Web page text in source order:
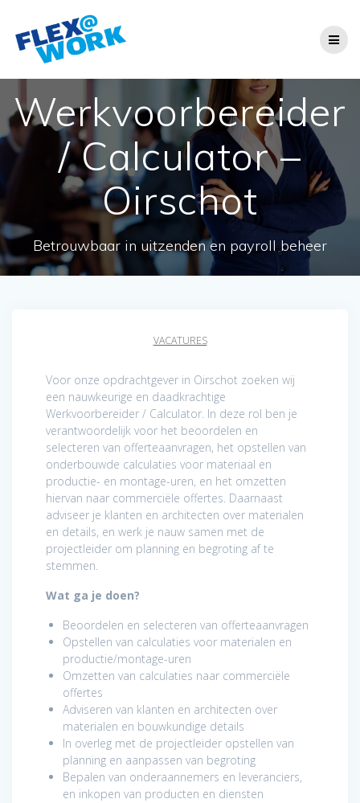
Werkvoorbereider
/ Calculator –
Oirschot
Betrouwbaar in uitzenden en payroll beheer
VACATURES
Voor onze opdrachtgever in Oirschot zoeken wij
een nauwkeurige en daadkrachtige
Werkvoorbereider / Calculator. In deze rol ben je
verantwoordelijk voor het beoordelen en
selecteren van offerteaanvragen, het opstellen van
onderbouwde calculaties voor materiaal en
productie- en montage-uren, en het omzetten
hiervan naar commerciële offertes. Daarnaast
adviseer je klanten en architecten over materialen
en details, en werk je nauw samen met de
projectleider om planning en begroting af te
stemmen.
Wat ga je doen?
Beoordelen en selecteren van offerteaanvragen
Opstellen van calculaties voor materialen en
productie/montage-uren
Omzetten van calculaties naar commerciële
offertes
Adviseren van klanten en architecten over
materialen en bouwkundige details
In overleg met de projectleider opstellen van
planning en aanpassen van begroting
Bepalen van onderaannemers en leveranciers,
en inkopen van producten en diensten